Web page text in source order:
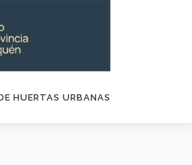
HUERTAS URBANAS